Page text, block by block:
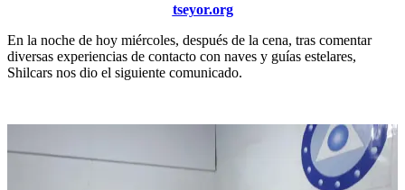
tseyor.org
En la noche de hoy miércoles, después de la cena, tras comentar
diversas experiencias de contacto con naves y guías estelares,
Shilcars nos dio el siguiente comunicado.